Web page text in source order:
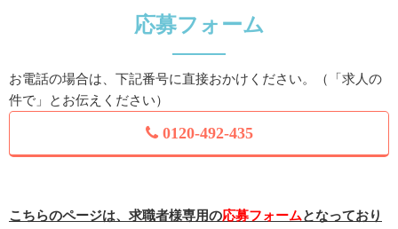
応募フォーム
お電話の場合は、下記番号に直接おかけください。（「求人の
件で」とお伝えください）
0120-492-435
こちらのページは、求職者様専用の応募フォームとなっており